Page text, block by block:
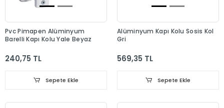
Pvc Pimapen Alüminyum
Barelli Kapı Kolu Yale Beyaz
240,75 TL
Sepete Ekle
Alüminyum Kapı Kolu Sosis Kol
Gri
569,35 TL
Sepete Ekle